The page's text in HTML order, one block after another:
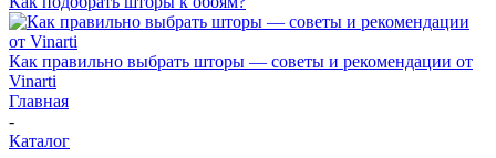
Как правильно выбрать шторы — советы и рекомендации от
Vinarti
Главная
-
Каталог